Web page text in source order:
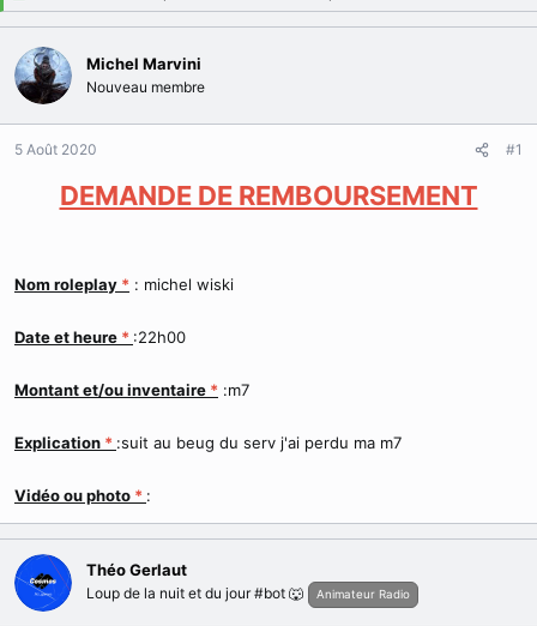
i
a
t
e
u
d
c
s
o
d
e
d
é
b
Michel Marvini
Nouveau membre
5 Août 2020 #1
DEMANDE DE REMBOURSEMENT
Nom roleplay * : michel wiski
Date et heure * :22h00
Montant et/ou inventaire * :m7
Explication * :suit au beug du serv j'ai perdu ma m7
Vidéo ou photo * :
Théo Gerlaut
Loup de la nuit et du jour #bot 🐺 Animateur Radio